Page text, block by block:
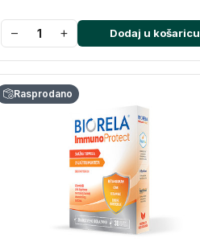
− + Dodaj u košaricu
Rasprodano